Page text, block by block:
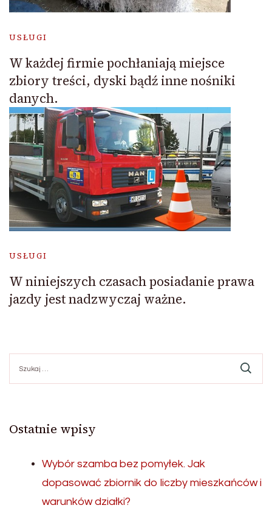
USŁUGI
W każdej firmie pochłaniają miejsce
zbiory treści, dyski bądź inne nośniki
danych.
USŁUGI
W niniejszych czasach posiadanie prawa
jazdy jest nadzwyczaj ważne.
Ostatnie wpisy
Wybór szamba bez pomyłek. Jak
dopasować zbiornik do liczby mieszkańców i
warunków działki?